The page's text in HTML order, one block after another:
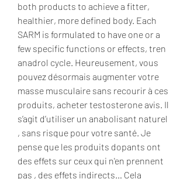
both products to achieve a fitter,
healthier, more defined body. Each
SARM is formulated to have one or a
few specific functions or effects, tren
anadrol cycle. Heureusement, vous
pouvez désormais augmenter votre
masse musculaire sans recourir à ces
produits, acheter testosterone avis. Il
s’agit d’utiliser un anabolisant naturel
, sans risque pour votre santé. Je
pense que les produits dopants ont
des effets sur ceux qui n'en prennent
pas , des effets indirects… Cela